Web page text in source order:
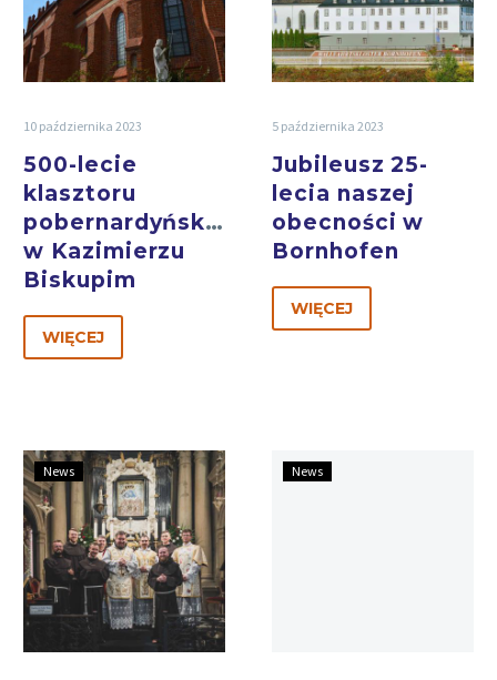
10 października 2023
500-lecie
klasztoru
pobernardyńskiego
w Kazimierzu
Biskupim
WIĘCEJ
5 października 2023
Jubileusz 25-
lecia naszej
obecności w
Bornhofen
WIĘCEJ
News News